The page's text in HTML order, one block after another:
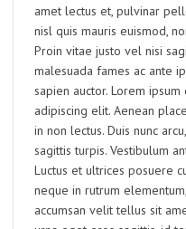
amet lectus et, pulvinar
nisl quis mauris euismod,
Proin vitae justo vel nisi
malesuada fames ac ante
sapien auctor. Lorem
adipiscing elit. Aenean
in non lectus. Duis nunc
sagittis turpis. Vestibulum
Luctus et ultrices posuere
neque in rutrum
accumsan velit tellus sit